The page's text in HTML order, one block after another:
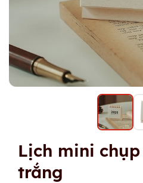
Lịch mini
trắng